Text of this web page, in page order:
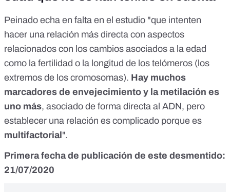
Peinado echa en falta en el estudio "que intenten
hacer una relación más directa con aspectos
relacionados con los cambios asociados a la edad
como la fertilidad o la longitud de los telómeros (los
extremos de los cromosomas). Hay muchos
marcadores de envejecimiento y la metilación es
uno más, asociado de forma directa al ADN, pero
establecer una relación es complicado porque es
multifactorial".
Primera fecha de publicación de este desmentido:
21/07/2020